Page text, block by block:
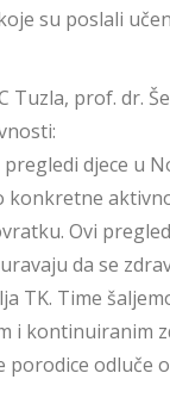
su poslali
Tuzla, prof. dr.
pregledi djece u
konkretne
Ovi
da se
TK. Time
i kontinuiranim
porodice odluče